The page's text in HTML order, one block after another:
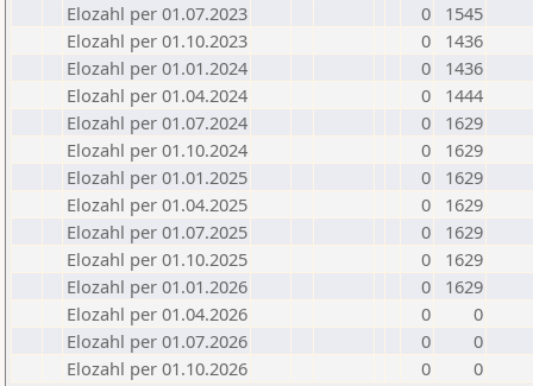
Elozahl per 01.07.2023
0
1545
Elozahl per 01.10.2023
0
1436
Elozahl per 01.01.2024
0
1436
Elozahl per 01.04.2024
0
1444
Elozahl per 01.07.2024
0
1629
Elozahl per 01.10.2024
0
1629
Elozahl per 01.01.2025
0
1629
Elozahl per 01.04.2025
0
1629
Elozahl per 01.07.2025
0
1629
Elozahl per 01.10.2025
0
1629
Elozahl per 01.01.2026
0
1629
Elozahl per 01.04.2026
0
0
Elozahl per 01.07.2026
0
0
Elozahl per 01.10.2026
0 0